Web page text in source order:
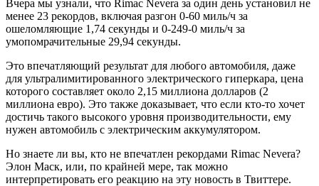
Вчера мы узнали, что Rimac Nevera за один день установил не
менее 23 рекордов, включая разгон 0-60 миль/ч за
ошеломляющие 1,74 секунды и 0-249-0 миль/ч за
умопомрачительные 29,94 секунды.
Это впечатляющий результат для любого автомобиля, даже
для ультралимитированного электрического гиперкара, цена
которого составляет около 2,15 миллиона долларов (2
миллиона евро). Это также доказывает, что если кто-то хочет
достичь такого высокого уровня производительности, ему
нужен автомобиль с электрическим аккумулятором.
Но знаете ли вы, кто не впечатлен рекордами Rimac Nevera?
Элон Маск, или, по крайней мере, так можно
интерпретировать его реакцию на эту новость в Твиттере.